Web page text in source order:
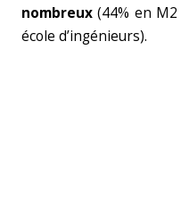
nombreux (44% en
école d’ingénieurs).